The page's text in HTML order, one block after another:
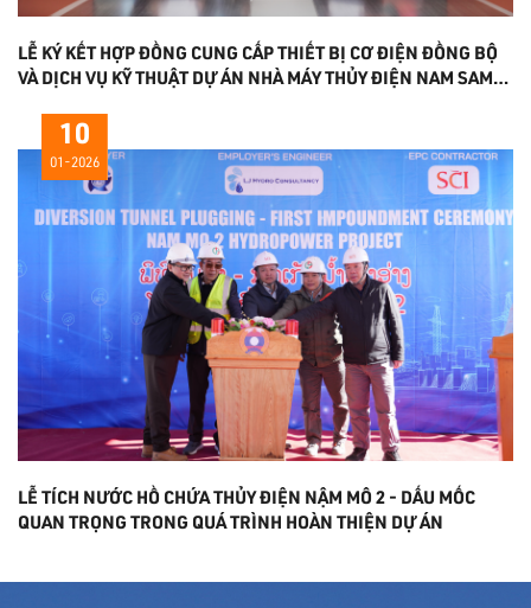
LỄ KÝ KẾT HỢP ĐỒNG CUNG CẤP THIẾT BỊ CƠ ĐIỆN ĐỒNG BỘ
VÀ DỊCH VỤ KỸ THUẬT DỰ ÁN NHÀ MÁY THỦY ĐIỆN NAM SAM
LỄ TÍCH NƯỚC HỒ CHỨA THỦY ĐIỆN NẬM MÔ 2 - DẤU MỐC
QUAN TRỌNG TRONG QUÁ TRÌNH HOÀN THIỆN DỰ ÁN
10
01-2026